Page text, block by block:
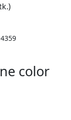
color